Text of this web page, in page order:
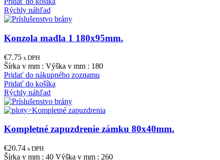
Rýchly náhľad
Konzola madla 1 180x95mm.
€7.75 s DPH
Šírka v mm : Výška v mm : 180
Pridať do nákupného zoznamu
Pridať do košíka
Rýchly náhľad
Kompletné zapuzdrenie zámku 80x40mm.
€20.74 s DPH
Šírka v mm : 40 Výška v mm : 260